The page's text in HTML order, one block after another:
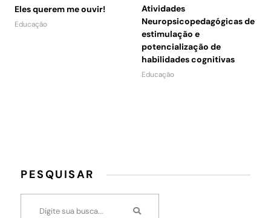
PESQUISAR
Eles querem me ouvir!
Educação
Atividades
Neuropsicopedagógicas de
estimulação e
potencialização de
habilidades cognitivas
Educação